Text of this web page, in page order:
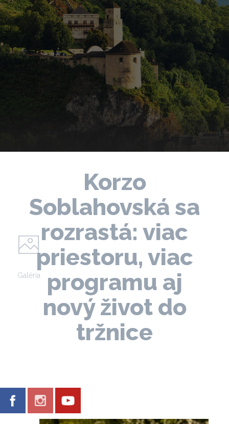
Korzo
Soblahovská sa
rozrastá: viac
priestoru, viac
programu aj
nový život do
tržnice
Galéria